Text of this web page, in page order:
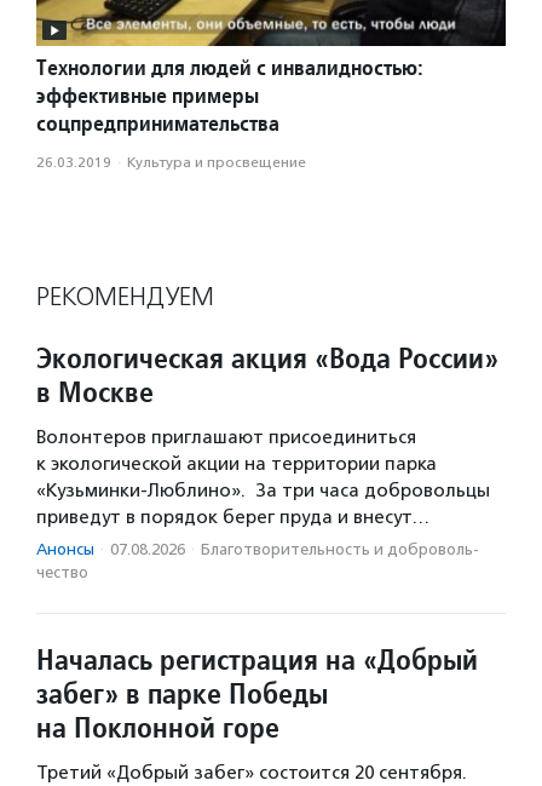
Технологии для людей с инвалидностью:
эффективные примеры
соцпредпринимательства
26.03.2019 · Культура и просвещение
РЕКОМЕНДУЕМ
Экологическая акция «Вода России»
в Москве
Волонтеров приглашают присоединиться
к экологической акции на территории парка
«Кузьминки-Люблино». За три часа добровольцы
приведут в порядок берег пруда и внесут…
Анонсы · 07.08.2026 · Благотвори­тель­ность и доброволь­
чест­во
Началась регистрация на «Добрый
забег» в парке Победы
на Поклонной горе
Третий «Добрый забег» состоится 20 сентября.